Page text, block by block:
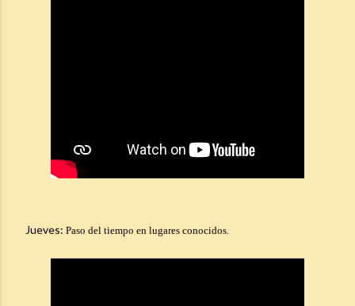
Jueves: Paso del tiempo en lugares conocidos.